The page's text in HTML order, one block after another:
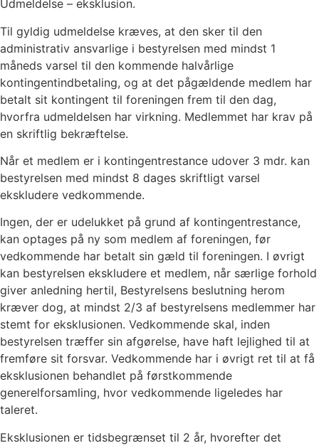
Udmeldelse – eksklusion.
Til gyldig udmeldelse kræves, at den sker til den
administrativ ansvarlige i bestyrelsen med mindst 1
måneds varsel til den kommende halvårlige
kontingentindbetaling, og at det pågældende medlem har
betalt sit kontingent til foreningen frem til den dag,
hvorfra udmeldelsen har virkning. Medlemmet har krav på
en skriftlig bekræftelse.
Når et medlem er i kontingentrestance udover 3 mdr. kan
bestyrelsen med mindst 8 dages skriftligt varsel
ekskludere vedkommende.
Ingen, der er udelukket på grund af kontingentrestance,
kan optages på ny som medlem af foreningen, før
vedkommende har betalt sin gæld til foreningen. I øvrigt
kan bestyrelsen ekskludere et medlem, når særlige forhold
giver anledning hertil, Bestyrelsens beslutning herom
kræver dog, at mindst 2/3 af bestyrelsens medlemmer har
stemt for eksklusionen. Vedkommende skal, inden
bestyrelsen træffer sin afgørelse, have haft lejlighed til at
fremføre sit forsvar. Vedkommende har i øvrigt ret til at få
eksklusionen behandlet på førstkommende
generelforsamling, hvor vedkommende ligeledes har
taleret.
Eksklusionen er tidsbegrænset til 2 år, hvorefter det